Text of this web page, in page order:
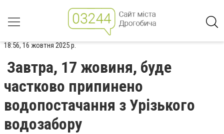
18:56, 16 жовтня 2025 р.
Завтра, 17 жовиня, буде
частково припинено
водопостачання з Урізького
водозабору